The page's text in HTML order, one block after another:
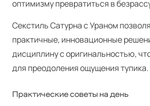
оптимизму превратиться в
Секстиль Сатурна с Ураном
практичные, инновационные
дисциплину с оригинальностью,
для преодоления ощущения тупика.
Практические советы на день